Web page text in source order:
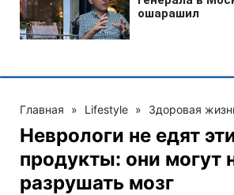
Главная » Lifestyle » Здоровая
Неврологи не едят
продукты: они могут
разрушать мозг